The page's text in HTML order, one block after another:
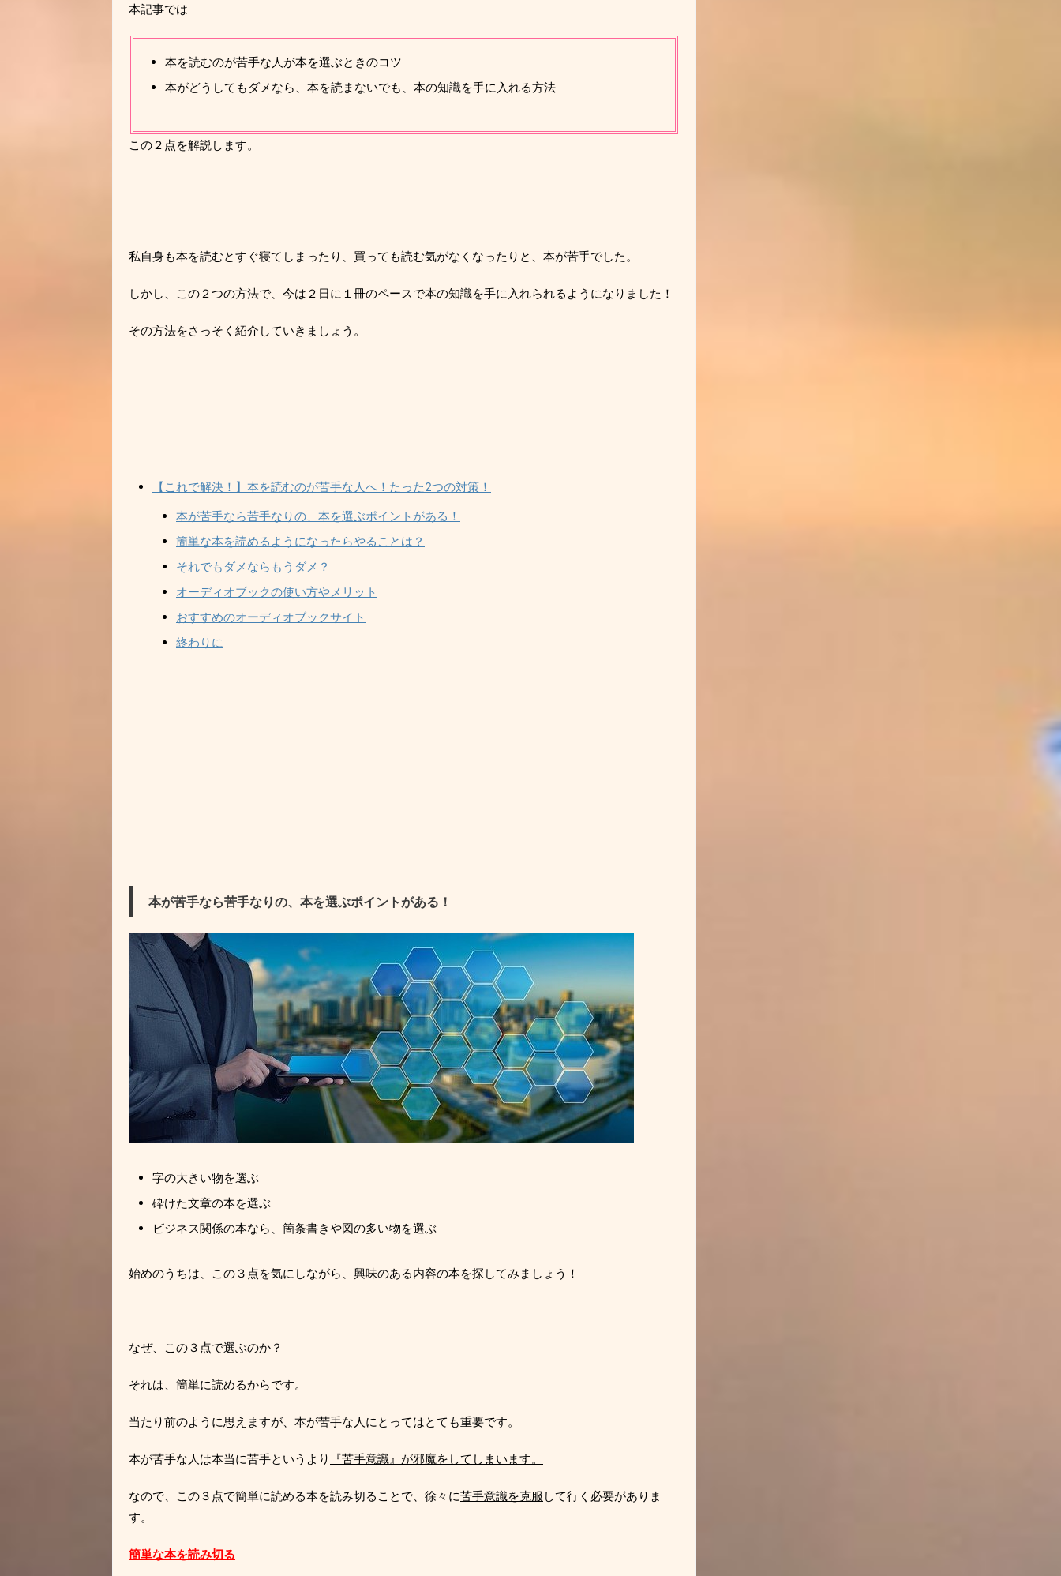
本記事では
本を読むのが苦手な人が本を選ぶときのコツ
本がどうしてもダメなら、本を読まないでも、本の知識を手に入れる方法
この２点を解説します。
私自身も本を読むとすぐ寝てしまったり、買っても読む気がなくなったりと、本が苦手でした。
しかし、この２つの方法で、今は２日に１冊のペースで本の知識を手に入れられるようになりました！
その方法をさっそく紹介していきましょう。
【これで解決！】本を読むのが苦手な人へ！たった2つの対策！
本が苦手なら苦手なりの、本を選ぶポイントがある！
簡単な本を読めるようになったらやることは？
それでもダメならもうダメ？
オーディオブックの使い方やメリット
おすすめのオーディオブックサイト
終わりに
本が苦手なら苦手なりの、本を選ぶポイントがある！
字の大きい物を選ぶ
砕けた文章の本を選ぶ
ビジネス関係の本なら、箇条書きや図の多い物を選ぶ
始めのうちは、この３点を気にしながら、興味のある内容の本を探してみましょう！
なぜ、この３点で選ぶのか？
それは、 簡単に読めるからです。
当たり前のように思えますが、本が苦手な人にとってはとても重要です。
本が苦手な人は本当に苦手というより 『苦手意識』が邪魔をしてしまいます。
なので、この３点で簡単に読める本を読み切ることで、徐々に苦手意識を克服 して行く必要がありま
す。
簡単な本を読み切る